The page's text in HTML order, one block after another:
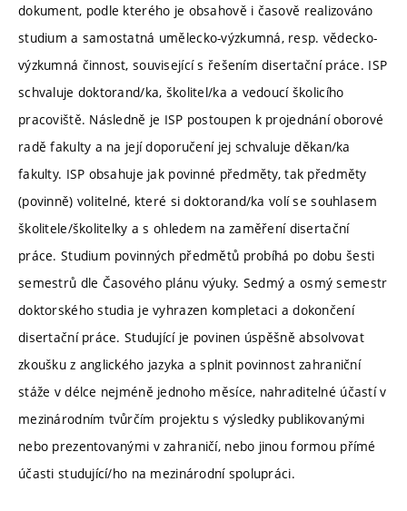
dokument, podle kterého je obsahově i časově realizováno
studium a samostatná umělecko-výzkumná, resp. vědecko-
výzkumná činnost, související s řešením disertační práce. ISP
schvaluje doktorand/ka, školitel/ka a vedoucí školicího
pracoviště. Následně je ISP postoupen k projednání oborové
radě fakulty a na její doporučení jej schvaluje děkan/ka
fakulty. ISP obsahuje jak povinné předměty, tak předměty
(povinně) volitelné, které si doktorand/ka volí se souhlasem
školitele/školitelky a s ohledem na zaměření disertační
práce. Studium povinných předmětů probíhá po dobu šesti
semestrů dle Časového plánu výuky. Sedmý a osmý semestr
doktorského studia je vyhrazen kompletaci a dokončení
disertační práce. Studující je povinen úspěšně absolvovat
zkoušku z anglického jazyka a splnit povinnost zahraniční
stáže v délce nejméně jednoho měsíce, nahraditelné účastí v
mezinárodním tvůrčím projektu s výsledky publikovanými
nebo prezentovanými v zahraničí, nebo jinou formou přímé
účasti studující/ho na mezinárodní spolupráci.